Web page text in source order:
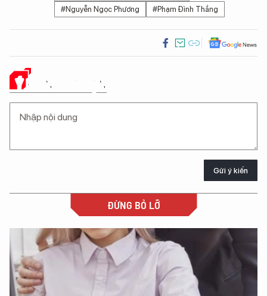
#Nguyễn Ngọc Phương
#Phạm Đình Thắng
Ý KIẾN CỦA BẠN
Gửi ý kiến
ĐỪNG BỎ LỠ